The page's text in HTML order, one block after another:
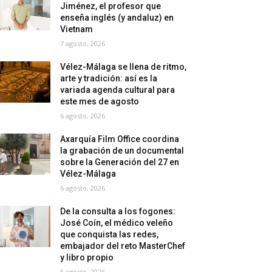
Jiménez, el profesor que
enseña inglés (y andaluz) en
Vietnam
7 agosto, 2026
Vélez-Málaga se llena de ritmo,
arte y tradición: así es la
variada agenda cultural para
este mes de agosto
6 agosto, 2026
Axarquía Film Office coordina
la grabación de un documental
sobre la Generación del 27 en
Vélez-Málaga
6 agosto, 2026
De la consulta a los fogones:
José Coín, el médico veleño
que conquista las redes,
embajador del reto MasterChef
y libro propio